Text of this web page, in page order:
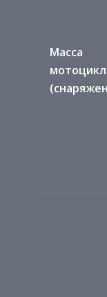
Масса